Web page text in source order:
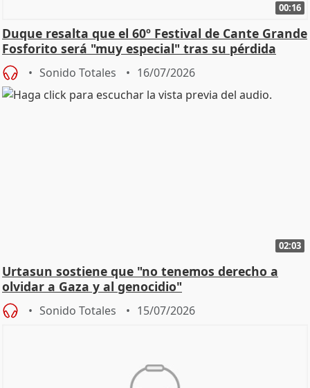
00:16
Duque resalta que el 60º Festival de Cante Grande
Fosforito será "muy especial" tras su pérdida
Sonido Totales 16/07/2026
02:03
Urtasun sostiene que "no tenemos derecho a
olvidar a Gaza y al genocidio"
Sonido Totales 15/07/2026